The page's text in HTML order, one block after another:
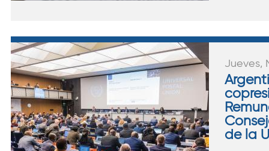
Jueves,
de la